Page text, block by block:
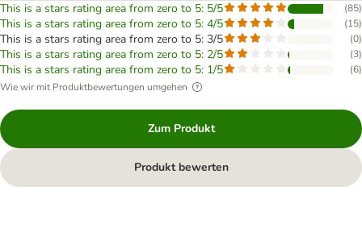
This is a stars rating area from zero to 5: 5/5 (85)
This is a stars rating area from zero to 5: 4/5 (15)
This is a stars rating area from zero to 5: 3/5 (0)
This is a stars rating area from zero to 5: 2/5 (3)
This is a stars rating area from zero to 5: 1/5 (6)
Wie wir mit Produktbewertungen umgehen
Zum Produkt
Produkt bewerten